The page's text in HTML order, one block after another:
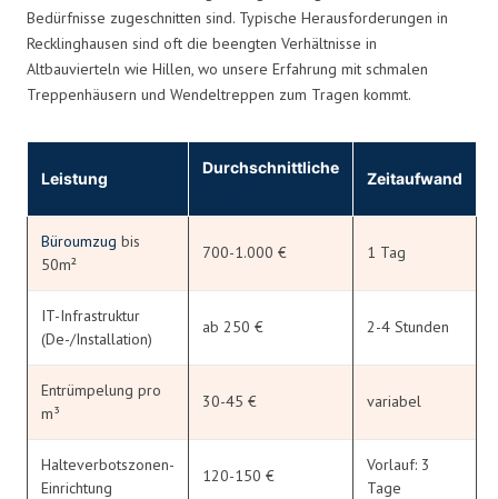
Bedürfnisse zugeschnitten sind. Typische Herausforderungen in
Recklinghausen sind oft die beengten Verhältnisse in
Altbauvierteln wie Hillen, wo unsere Erfahrung mit schmalen
Treppenhäusern und Wendeltreppen zum Tragen kommt.
Leistung
Durchschnittliche
Zeitaufwand
Büroumzug bis
50m²
700-1.000 € 1 Tag
IT-Infrastruktur
(De-/Installation)
ab 250 € 2-4 Stunden
Entrümpelung pro
m³
30-45 € variabel
Halteverbotszonen-
Einrichtung
120-150 €
Vorlauf: 3
Tage